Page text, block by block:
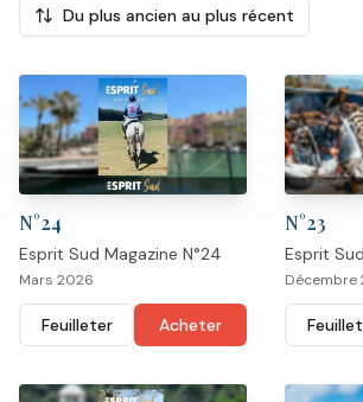
Du plus ancien au plus récent
N°24
Esprit Sud Magazine N°24
Mars 2026
Feuilleter Acheter
N°23
Esprit
Décembre